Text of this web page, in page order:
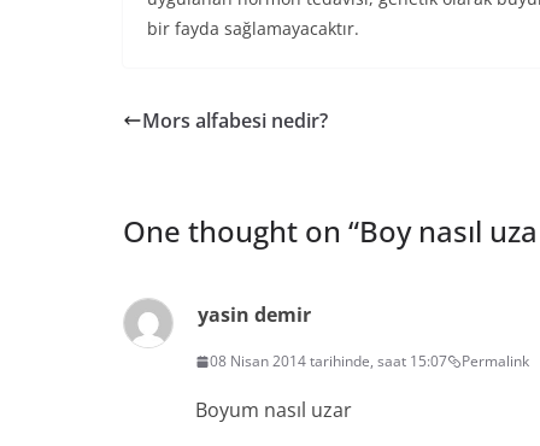
bir fayda sağlamayacaktır.
Mors alfabesi nedir?
One thought on “Boy nasıl
yasin demir
08 Nisan 2014 tarihinde, saat 15:07 Permalink
Boyum nasıl uzar